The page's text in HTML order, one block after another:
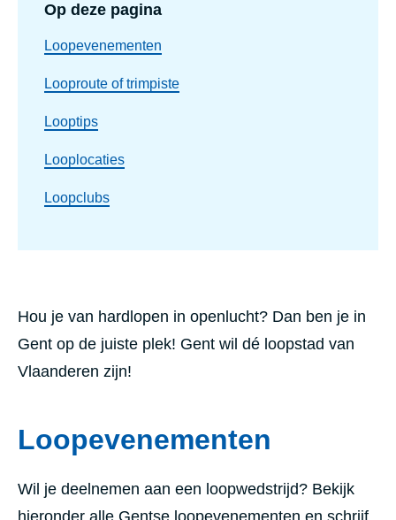
Op deze pagina
Loopevenementen
Looproute of trimpiste
Looptips
Looplocaties
Loopclubs
Hou je van hardlopen in openlucht? Dan ben je in
Gent op de juiste plek! Gent wil dé loopstad van
Vlaanderen zijn!
Loopevenementen
Wil je deelnemen aan een loopwedstrijd? Bekijk